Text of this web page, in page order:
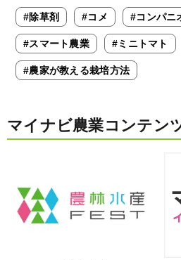
#除草剤 #コメ #コンパニ
#スマート農業 #ミニトマト
#農家が教える栽培方法
マイナビ農業コンテン